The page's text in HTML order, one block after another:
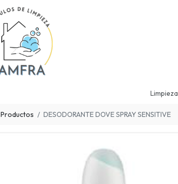
Limpieza
Productos DESODORANTE DOVE SPRAY SENSITIVE